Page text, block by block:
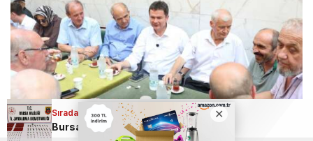
Sıradaki Haber